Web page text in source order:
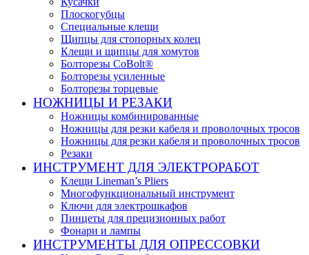
Плоскогубцы
Специальные клещи
Щипцы для стопорных колец
Клещи и щипцы для хомутов
Болторезы CoBolt®
Болторезы усиленные
Болторезы торцевые
НОЖНИЦЫ И РЕЗАКИ
Ножницы комбинированные
Ножницы для резки кабеля и проволочных тросов
Ножницы для резки кабеля и проволочных тросов
Резаки
ИНСТРУМЕНТ ДЛЯ ЭЛЕКТРОРАБОТ
Клещи Lineman’s Pliers
Многофункциональный инструмент
Ключи для электрошкафов
Пинцеты для прецизионных работ
Фонари и лампы
ИНСТРУМЕНТЫ ДЛЯ ОПРЕССОВКИ